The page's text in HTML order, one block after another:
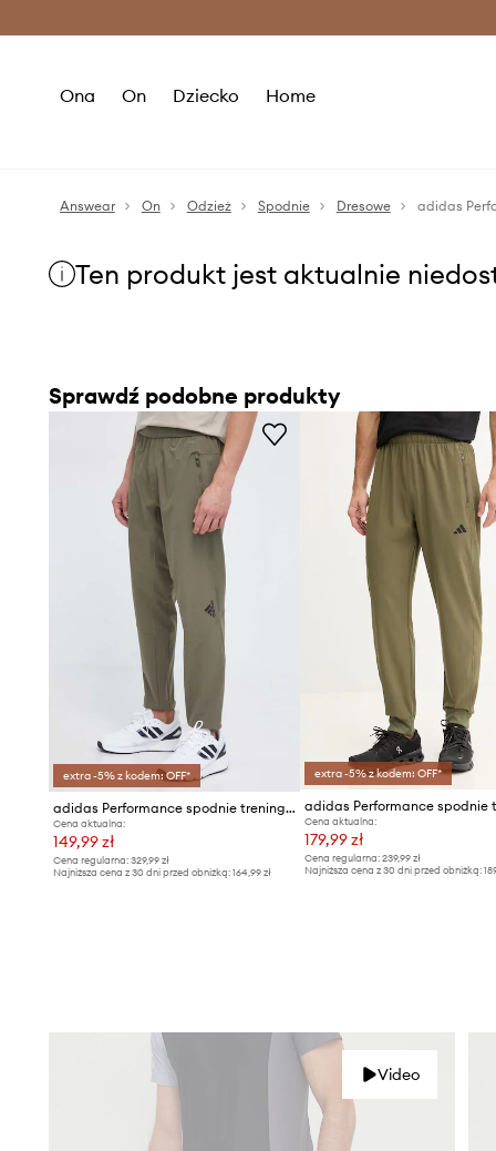
Ona On Dziecko Home
Answear On Odzież Spodnie Dresowe adidas
Ten produkt jest aktualnie
Sprawdź podobne produkty
extra -5% z kodem: OFF*
adidas Performance spodnie treningowe Designed for Training
Cena aktualna:
149,99 zł
Cena regularna: 329,99 zł
Najniższa cena z 30 dni przed obniżką: 164,99 zł
extra -5% z kodem: OFF*
Cena aktualna:
179,99 zł
Cena regularna:239,99 zł
Najniższa cena z 30 dni przed obniżką:
Video